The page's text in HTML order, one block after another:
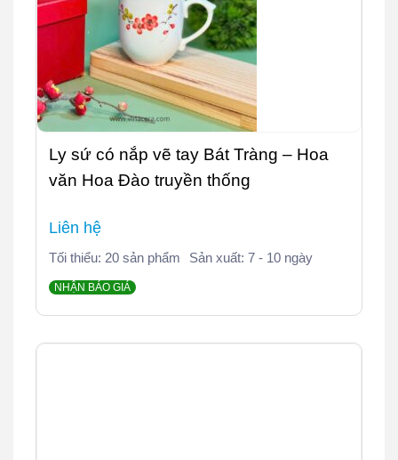
Ly sứ có nắp vẽ tay Bát Tràng – Hoa
văn Hoa Đào truyền thống
Liên hệ
Tối thiểu: 20 sản phẩm Sản xuất: 7 - 10 ngày
NHẬN BÁO GIÁ